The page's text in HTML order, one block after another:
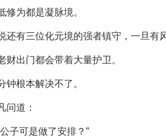
修为都是凝脉境。
还有三位化元境的强者镇守，一旦有
财出门都会带着大量护卫。
钟根本解决不了。
问道：
子可是做了安排？”